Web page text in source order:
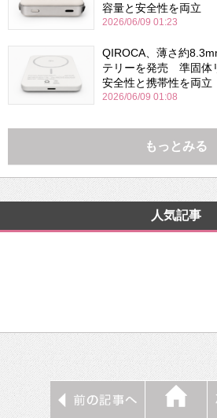
容量と安全性を両立
2026/06/09 01:23
QIROCA、薄さ約
テリーを発売 準固体
安全性と携帯性を両立
2026/06/09 01:08
もっとみる
人気記事